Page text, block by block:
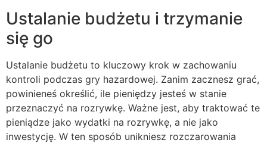
Ustalanie budżetu i trzymanie
się go
Ustalanie budżetu to kluczowy krok w zachowaniu
kontroli podczas gry hazardowej. Zanim zacznesz grać,
powinieneś określić, ile pieniędzy jesteś w stanie
przeznaczyć na rozrywkę. Ważne jest, aby traktować te
pieniądze jako wydatki na rozrywkę, a nie jako
inwestycję. W ten sposób unikniesz rozczarowania